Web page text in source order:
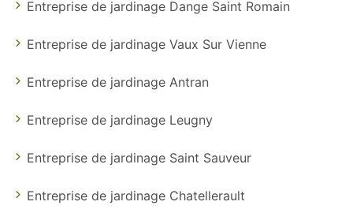
Entreprise de jardinage Dange Saint Romain
Entreprise de jardinage Vaux Sur Vienne
Entreprise de jardinage Antran
Entreprise de jardinage Leugny
Entreprise de jardinage Saint Sauveur
Entreprise de jardinage Chatellerault